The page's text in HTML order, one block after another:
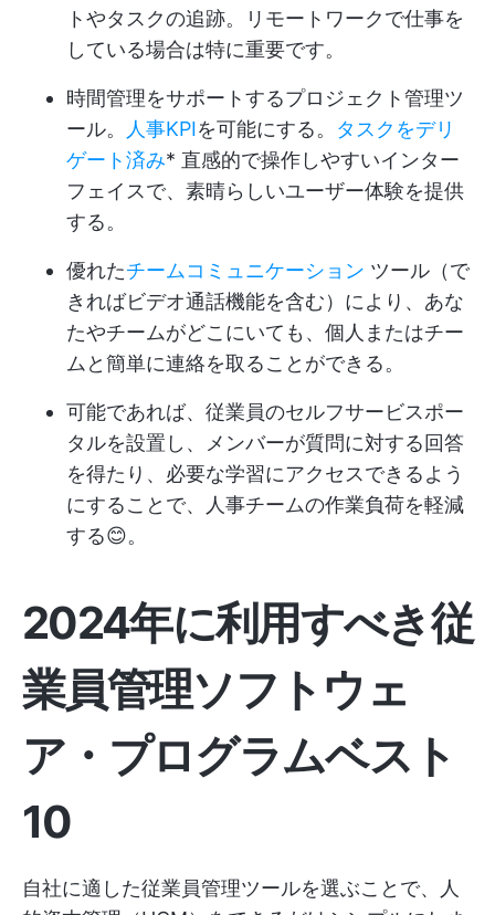
トやタスクの追跡。リモートワークで仕事を
している場合は特に重要です。
時間管理をサポートするプロジェクト管理ツ
ール。
人事KPIを可能にする。 タスクをデリ
ゲート済み* 直感的で操作しやすいインター
フェイスで、素晴らしいユーザー体験を提供
する。
優れたチームコミュニケーション ツール（で
きればビデオ通話機能を含む）により、あな
たやチームがどこにいても、個人またはチー
ムと簡単に連絡を取ることができる。
可能であれば、従業員のセルフサービスポー
タルを設置し、メンバーが質問に対する回答
を得たり、必要な学習にアクセスできるよう
にすることで、人事チームの作業負荷を軽減
する😊。
2024年に利用すべき従
業員管理ソフトウェ
ア・プログラムベスト
10
自社に適した従業員管理ツールを選ぶことで、人